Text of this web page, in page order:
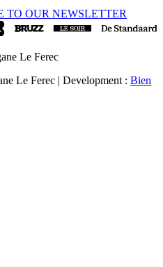
TO OUR NEWSLETTER
Le Ferec
Le Ferec | Development : Bien